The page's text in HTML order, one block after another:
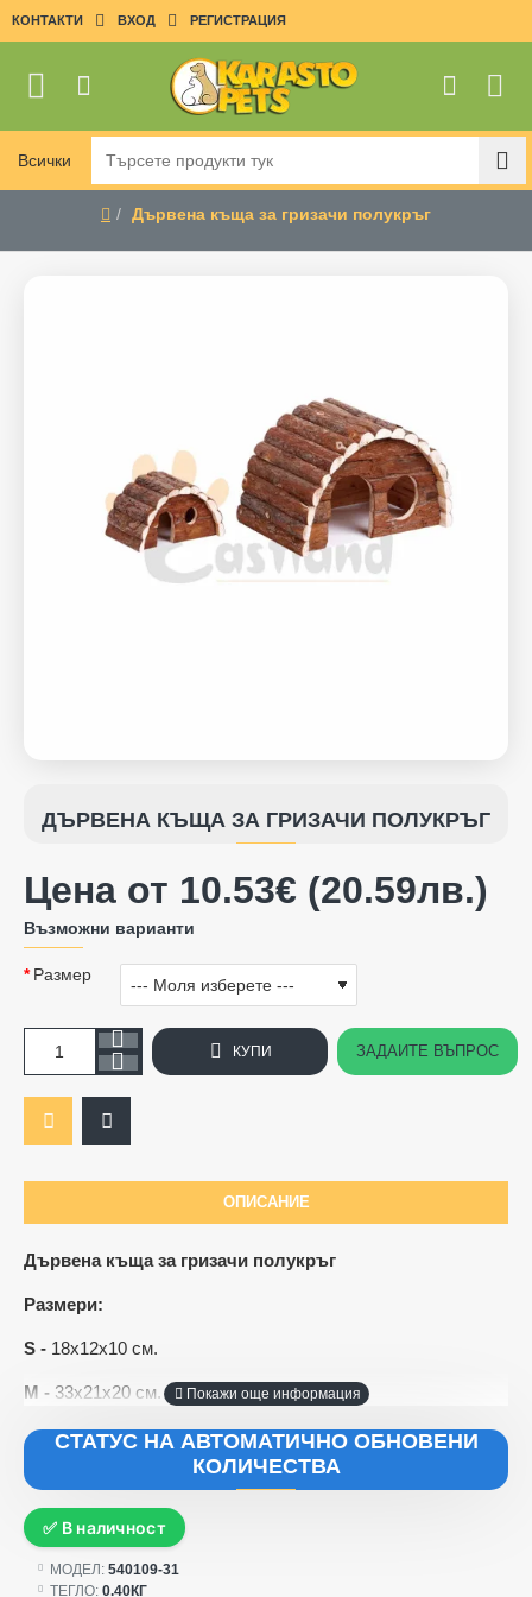
КОНТАКТИ ВХОД РЕГИСТРАЦИЯ
Всички
Търсете
продукти
Дървена къща за гризачи полукръг
ДЪРВЕНА КЪЩА ЗА ГРИЗАЧИ ПОЛУКРЪГ
ОПИСАНИЕ
Дървена къща за гризачи полукръг
Размери:
S - 18х12х10 см.
M - 33х21х20 см.
СТАТУС НА АВТОМАТИЧНО ОБНОВЕНИ
КОЛИЧЕСТВА
✅ В наличност
МОДЕЛ: 540109-31
ТЕГЛО: 0.40КГ
Цена от 10.53€ (20.59лв.)
Възможни варианти
Размер
КУПИ ЗАДАЙТЕ ВЪПРОС